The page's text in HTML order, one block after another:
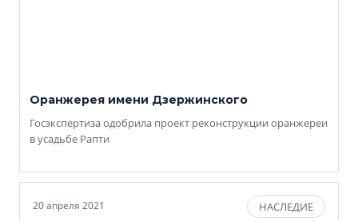
Оранжерея имени Дзержинского
Госэкспертиза одобрила проект реконструкции оранжереи
в усадьбе Рапти
20 апреля 2021 НАСЛЕДИЕ